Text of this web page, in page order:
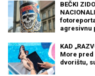
BEČKI
KAD
More pred
dvorištu,